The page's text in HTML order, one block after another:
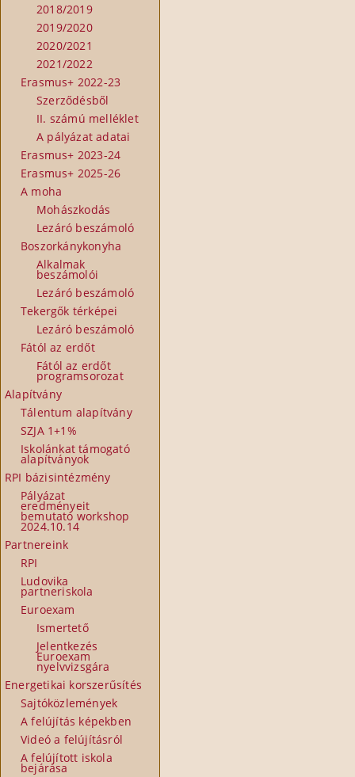
2018/2019
2019/2020
2020/2021
2021/2022
Erasmus+ 2022-23
Szerződésből
II. számú melléklet
A pályázat adatai
Erasmus+ 2023-24
Erasmus+ 2025-26
A moha
Mohászkodás
Lezáró beszámoló
Boszorkánykonyha
Alkalmak
beszámolói
Lezáró beszámoló
Tekergők térképei
Lezáró beszámoló
Fától az erdőt
Fától az erdőt
programsorozat
Alapítvány
Tálentum alapítvány
SZJA 1+1%
Iskolánkat támogató
alapítványok
RPI bázisintézmény
Pályázat
eredményeit
bemutató workshop
2024.10.14
Partnereink
RPI
Ludovika
partneriskola
Euroexam
Ismertető
Jelentkezés
Euroexam
nyelvvizsgára
Energetikai korszerűsítés
Sajtóközlemények
A felújítás képekben
Videó a felújításról
A felújított iskola
bejárása